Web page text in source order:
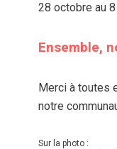
28 octobre au
Ensemble,
Merci à toutes
notre
Sur la photo :